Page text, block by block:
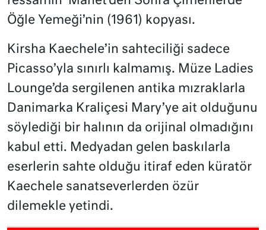
Öğle Yemeği’nin (1961) kopyası.
Kirsha Kaechele’in sahteciliği sadece
Picasso’yla sınırlı kalmamış. Müze Ladies
Lounge’da sergilenen antika mızraklarla
Danimarka Kraliçesi Mary’ye ait olduğunu
söylediği bir halının da orijinal olmadığını
kabul etti. Medyadan gelen baskılarla
eserlerin sahte olduğu itiraf eden küratör
Kaechele sanatseverlerden özür
dilemekle yetindi.